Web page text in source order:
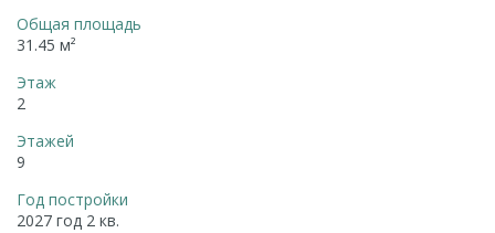
Общая площадь
31.45 м²
Этаж
2
Этажей
9
Год постройки
2027 год 2 кв.